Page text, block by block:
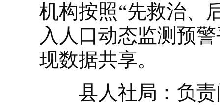
机构按照“先救治、
入人口动态监测预
现数据共享。
县人社局：负责